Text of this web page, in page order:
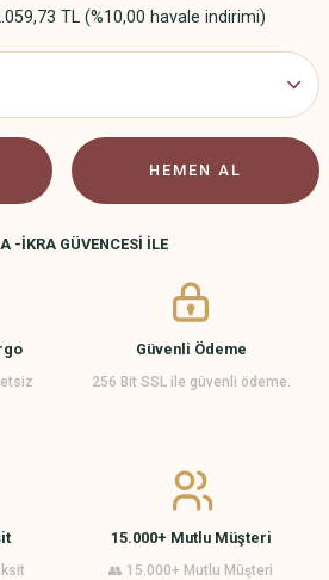
TL (%10,00 havale indirimi)
HEMEN AL
-İKRA GÜVENCESİ İLE
Güvenli Ödeme
256 Bit SSL ile güvenli ödeme.
15.000+ Mutlu Müşteri
👥 15.000+ Mutlu Müşteri